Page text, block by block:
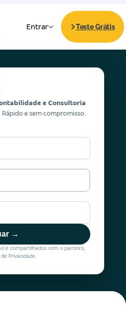
e Consultoria
e sem compromisso.
→
e compartilhados com o parceiro,
Privacidade.